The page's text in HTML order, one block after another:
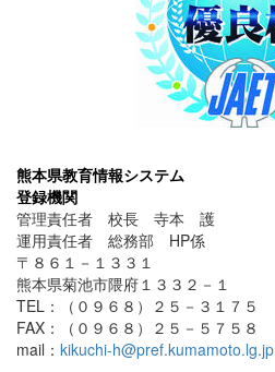
熊本県教育情報システム
登録機関
管理責任者 校長 寺本 護
運用責任者 総務部 HP係
〒８６１－１３３１
熊本県菊池市隈府１３３２－１
TEL：（０９６８）２５－３１７５
FAX：（０９６８）２５－５７５８
mail： kikuchi-h@pref.kumamoto.lg.jp